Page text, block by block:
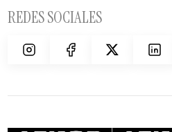
REDES SOCIALES